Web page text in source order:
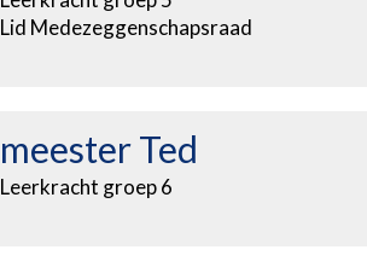
Lid Medezeggenschapsraad
meester Ted
Leerkracht groep 6